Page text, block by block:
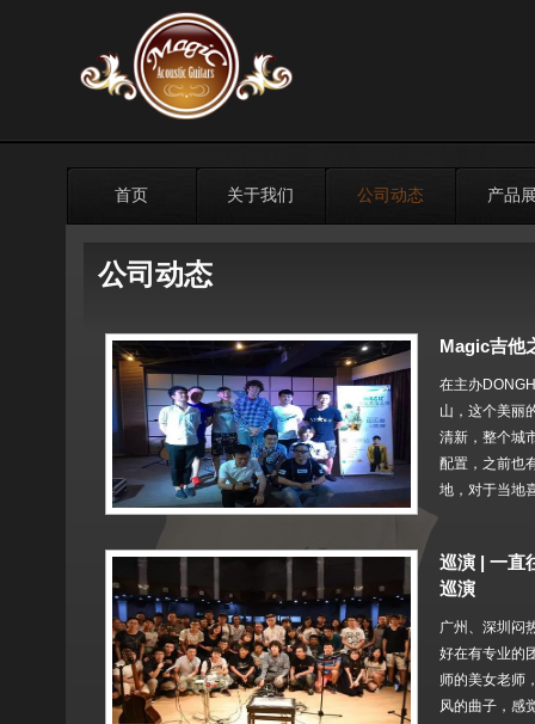
首页 关于我们 公司动态 产品
公司动态
Magic吉他
在主办
山，这个美丽
清新，整个城
配置，之前也
地，对于当地
巡演 | 一直
巡演
广州、深圳闷
好在有专业的
师的美女老师
风的曲子，感